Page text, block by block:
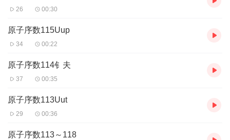
26 00:30
原子序数115Uup
34 00:22
原子序数114钅夫
37 00:35
原子序数113Uut
29 00:36
原子序数113～118